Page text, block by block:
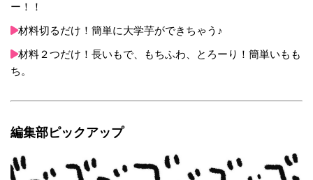
ー！！
材料切るだけ！簡単に大学芋ができちゃう♪
材料２つだけ！長いもで、もちふわ、とろーり！簡単いもも
ち。
編集部ピックアップ